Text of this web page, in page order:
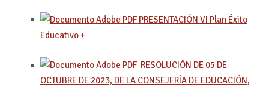
PRESENTACIÓN VI Plan Éxito
Educativo +
RESOLUCIÓN DE 05 DE
OCTUBRE DE 2023, DE LA CONSEJERÍA DE EDUCACIÓN,